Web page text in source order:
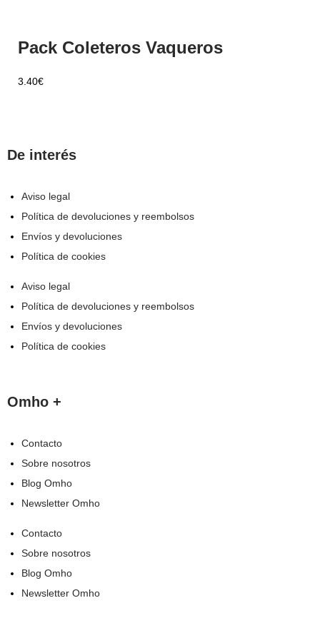
Pack Coleteros Vaqueros
3.40€
De interés
Aviso legal
Política de devoluciones y reembolsos
Envíos y devoluciones
Política de cookies
Aviso legal
Política de devoluciones y reembolsos
Envíos y devoluciones
Política de cookies
Omho +
Contacto
Sobre nosotros
Blog Omho
Newsletter Omho
Contacto
Sobre nosotros
Blog Omho
Newsletter Omho